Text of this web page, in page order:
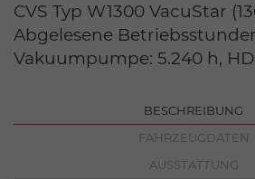
CVS Typ W1300 VacuStar
Abgelesene
Vakuumpumpe: 5.240 h,
BESCHREIBUNG
FAHRZEUGDATEN
AUSSTATTUNG